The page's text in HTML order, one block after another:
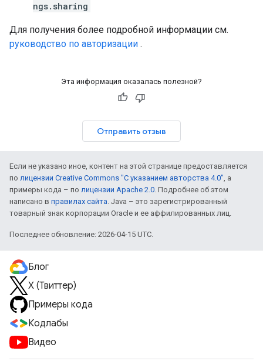
ngs.sharing
Для получения более подробной информации см.
руководство по авторизации .
Эта информация оказалась полезной?
Отправить отзыв
Если не указано иное, контент на этой странице предоставляется
по лицензии Creative Commons "С указанием авторства 4.0", а
примеры кода – по лицензии Apache 2.0. Подробнее об этом
написано в правилах сайта. Java – это зарегистрированный
товарный знак корпорации Oracle и ее аффилированных лиц.
Последнее обновление: 2026-04-15 UTC.
Блог
X (Твиттер)
Примеры кода
Кодлабы
Видео